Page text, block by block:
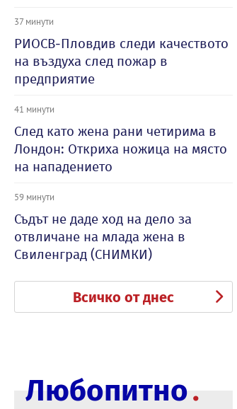
37 минути
РИОСВ-Пловдив следи качеството
на въздуха след пожар в
предприятие
41 минути
След като жена рани четирима в
Лондон: Откриха ножица на място
на нападението
59 минути
Съдът не даде ход на дело за
отвличане на млада жена в
Свиленград (СНИМКИ)
Всичко от днес
Любопитно